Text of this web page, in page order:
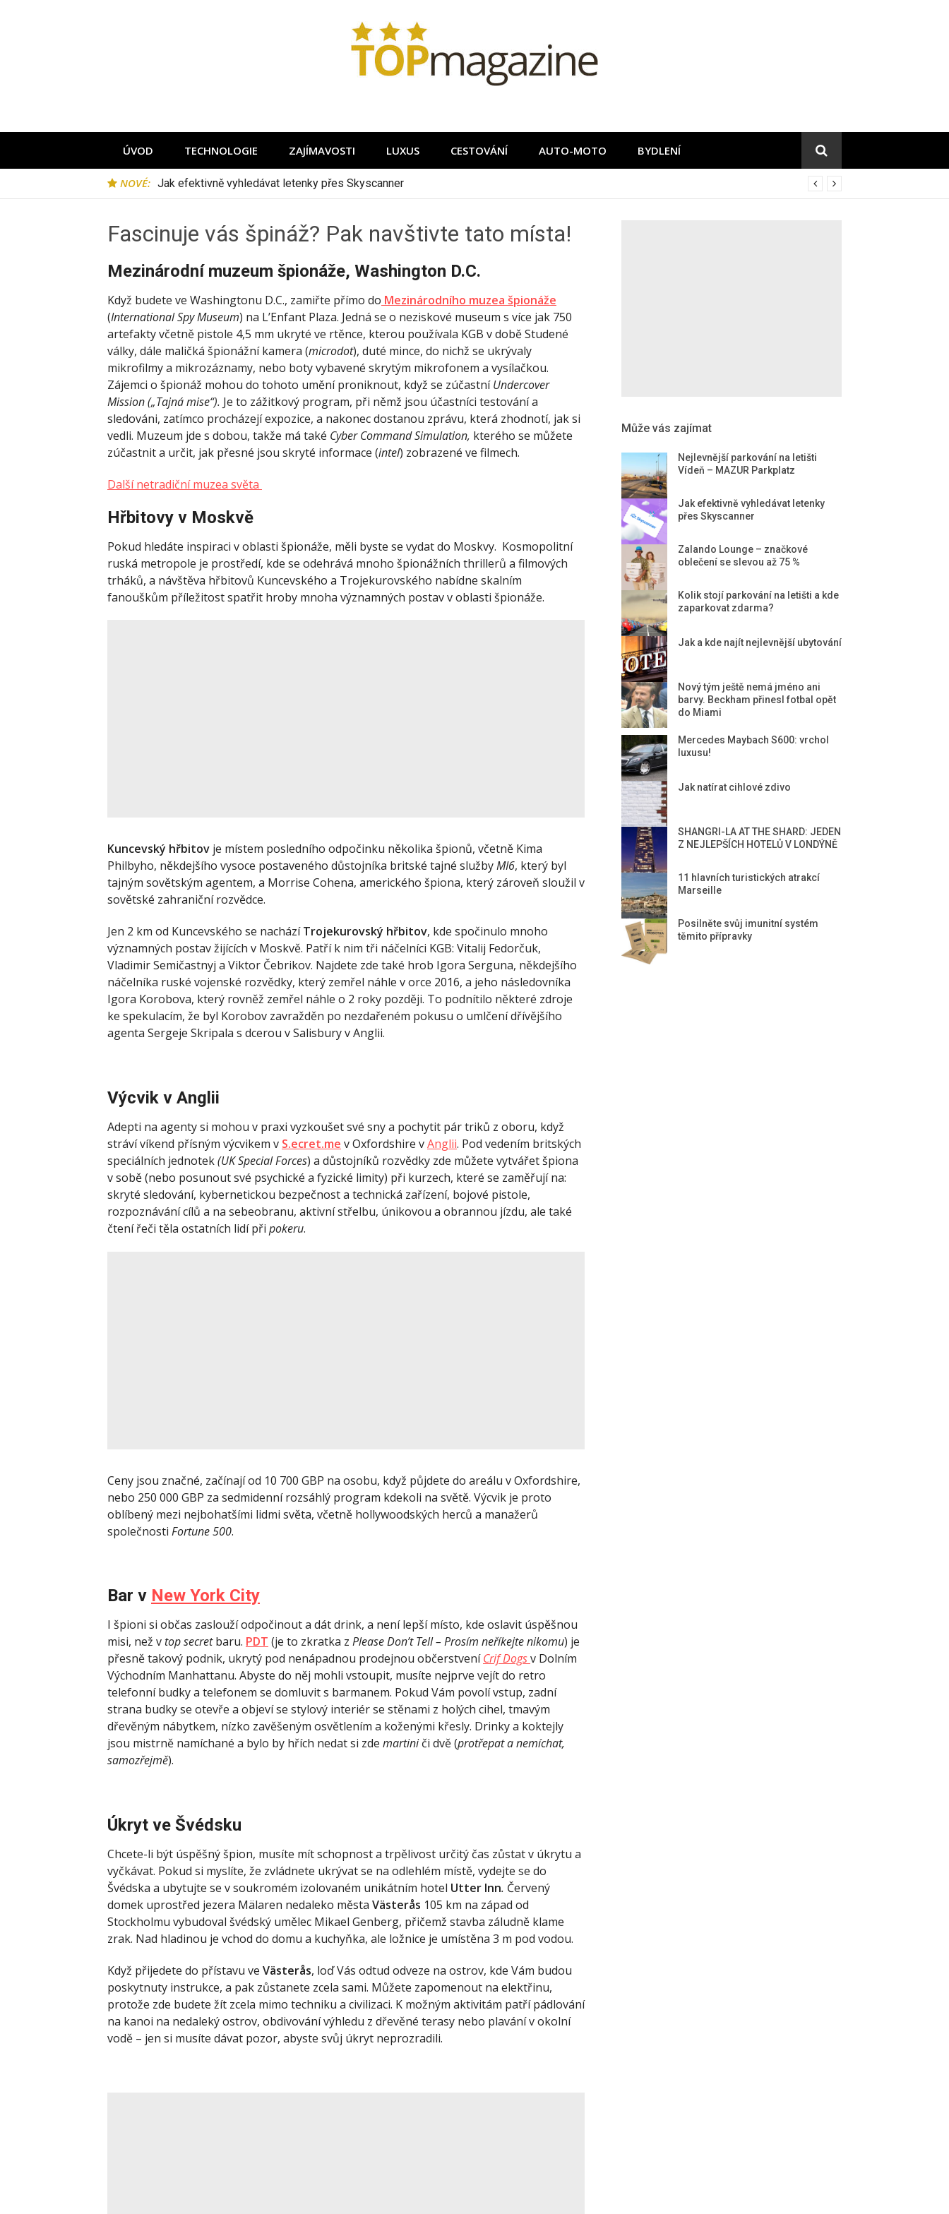
ÚVOD TECHNOLOGIE ZAJÍMAVOSTI LUXUS CESTOVÁNÍ AUTO-MOTO BYDLENÍ
NOVÉ: Jak efektivně vyhledávat letenky přes Skyscanner
Fascinuje vás špináž? Pak navštivte tato místa!
Mezinárodní muzeum špionáže, Washington D.C.
Když budete ve Washingtonu D.C., zamiřte přímo do Mezinárodního muzea špionáže
(International Spy Museum) na L’Enfant Plaza. Jedná se o neziskové museum s více jak 750
artefakty včetně pistole 4,5 mm ukryté ve rtěnce, kterou používala KGB v době Studené
války, dále maličká špionážní kamera (microdot), duté mince, do nichž se ukrývaly
mikrofilmy a mikrozáznamy, nebo boty vybavené skrytým mikrofonem a vysílačkou.
Zájemci o špionáž mohou do tohoto umění proniknout, když se zúčastníUndercover
Mission(„Tajná mise“). Je to zážitkový program, při němž jsou účastníci testování a
sledováni, zatímco procházejí expozice, a nakonec dostanou zprávu, která zhodnotí, jak si
vedli. Muzeum jde s dobou, takže má také Cyber Command Simulation, kterého se můžete
zúčastnit a určit, jak přesné jsou skryté informace (intel) zobrazené ve filmech.
Další netradiční muzea světa
Hřbitovy v Moskvě
Pokud hledáte inspiraci v oblasti špionáže, měli byste se vydat do Moskvy. Kosmopolitní
ruská metropole je prostředí, kde se odehrává mnoho špionážních thrillerů a filmových
trháků, a návštěva hřbitovů Kuncevského a Trojekurovského nabídne skalním
fanouškům příležitost spatřit hroby mnoha významných postav v oblasti špionáže.
Kuncevský hřbitov je místem posledního odpočinku několika špionů, včetně Kima
Philbyho, někdejšího vysoce postaveného důstojníka britské tajné službyMI6, který byl
tajným sovětským agentem, a Morrise Cohena, amerického špiona, který zároveň sloužil v
sovětské zahraniční rozvědce.
Jen 2 km od Kuncevského se nacházíTrojekurovský hřbitov, kde spočinulo mnoho
významných postav žijících v Moskvě. Patří k nim tři náčelníci KGB: Vitalij Fedorčuk,
Vladimir Semičastnyj a Viktor Čebrikov. Najdete zde také hrob Igora Serguna, někdejšího
náčelníka ruské vojenské rozvědky, který zemřel náhle v orce 2016, a jeho následovníka
Igora Korobova, který rovněž zemřel náhle o 2 roky později. To podnítilo některé zdroje
ke spekulacím, že byl Korobov zavražděn po nezdařeném pokusu o umlčení dřívějšího
agenta Sergeje Skripala s dcerou v Salisbury v Anglii.
Výcvik v Anglii
Adepti na agenty si mohou v praxi vyzkoušet své sny a pochytit pár triků z oboru, když
stráví víkend přísným výcvikem v S.ecret.me v Oxfordshire vAnglii. Pod vedením britských
speciálních jednotek(UK Special Forces) a důstojníků rozvědky zde můžete vytvářet špiona
v sobě (nebo posunout své psychické a fyzické limity) při kurzech, které se zaměřují na:
skryté sledování, kybernetickou bezpečnost a technická zařízení, bojové pistole,
rozpoznávání cílů a na sebeobranu, aktivní střelbu, únikovou a obrannou jízdu, ale také
čtení řeči těla ostatních lidí při pokeru.
Ceny jsou značné, začínají od 10 700 GBP na osobu, když půjdete do areálu v Oxfordshire,
nebo 250 000 GBP za sedmidenní rozsáhlý program kdekoli na světě. Výcvik je proto
oblíbený mezi nejbohatšími lidmi světa, včetně hollywoodských herců a manažerů
společnosti Fortune 500.
Bar v New York City
I špioni si občas zaslouží odpočinout a dát drink, a není lepší místo, kde oslavit úspěšnou
misi, než vtop secretbaru. PDT (je to zkratka z Please Don’t Tell – Prosím neříkejte nikomu) je
přesně takový podnik, ukrytý pod nenápadnou prodejnou občerstveníCrif Dogsv Dolním
Východním Manhattanu. Abyste do něj mohli vstoupit, musíte nejprve vejít do retro
telefonní budky a telefonem se domluvit s barmanem. Pokud Vám povolí vstup, zadní
strana budky se otevře a objeví se stylový interiér se stěnami z holých cihel, tmavým
dřevěným nábytkem, nízko zavěšeným osvětlením a koženými křesly. Drinky a koktejly
jsou mistrně namíchané a bylo by hřích nedat si zde martiniči dvě (protřepat a nemíchat,
samozřejmě).
Úkryt ve Švédsku
Chcete-li být úspěšný špion, musíte mít schopnost a trpělivost určitý čas zůstat v úkrytu a
vyčkávat. Pokud si myslíte, že zvládnete ukrývat se na odlehlém místě, vydejte se do
Švédska a ubytujte se v soukromém izolovaném unikátním hotel Utter Inn. Červený
domek uprostřed jezera Mälaren nedaleko města Västerås 105 km na západ od
Stockholmu vybudoval švédský umělec Mikael Genberg, přičemž stavba záludně klame
zrak. Nad hladinou je vchod do domu a kuchyňka, ale ložnice je umístěna 3 m pod vodou.
Když přijedete do přístavu ve Västerås, loď Vás odtud odveze na ostrov, kde Vám budou
poskytnuty instrukce, a pak zůstanete zcela sami. Můžete zapomenout na elektřinu,
protože zde budete žít zcela mimo techniku a civilizaci. K možným aktivitám patří pádlování
na kanoi na nedaleký ostrov, obdivování výhledu z dřevěné terasy nebo plavání v okolní
vodě – jen si musíte dávat pozor, abyste svůj úkryt neprozradili.
Může vás zajímat
Nejlevnější parkování na letišti
Vídeň – MAZUR Parkplatz
Jak efektivně vyhledávat letenky
přes Skyscanner
Zalando Lounge – značkové
oblečení se slevou až 75 %
Kolik stojí parkování na letišti a kde
zaparkovat zdarma?
Jak a kde najít nejlevnější ubytování
Nový tým ještě nemá jméno ani
barvy. Beckham přinesl fotbal opět
do Miami
Mercedes Maybach S600: vrchol
luxusu!
Jak natírat cihlové zdivo
SHANGRI-LA AT THE SHARD: JEDEN
Z NEJLEPŠÍCH HOTELŮ V LONDÝNĚ
11 hlavních turistických atrakcí
Marseille
Posilněte svůj imunitní systém
těmito přípravky